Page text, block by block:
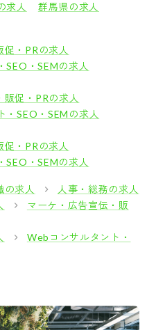
求人 群馬県の求人
・PRの求人
・SEMの求人
促・PRの求人
SEO・SEMの求人
・PRの求人
・SEMの求人
の求人
人事・総務の求人
マーケ・広告宣伝・販
Webコンサルタント・